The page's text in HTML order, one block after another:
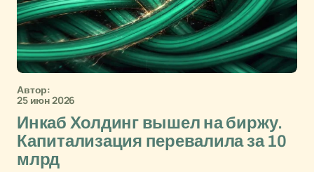
Автор:
25 июн 2026
Инкаб Холдинг вышел на биржу.
Капитализация перевалила за 10
млрд